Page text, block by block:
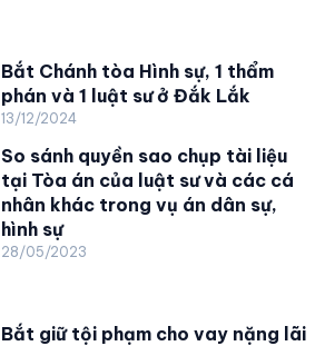
Bắt Chánh tòa Hình sự, 1 thẩm
phán và 1 luật sư ở Đắk Lắk
13/12/2024
So sánh quyền sao chụp tài liệu
tại Tòa án của luật sư và các cá
nhân khác trong vụ án dân sự,
hình sự
28/05/2023
Bắt giữ tội phạm cho vay nặng lãi